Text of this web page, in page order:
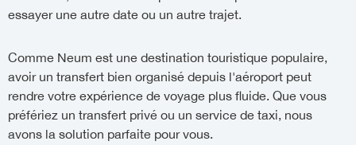
essayer une autre date ou un autre trajet.
Comme Neum est une destination touristique populaire,
avoir un transfert bien organisé depuis l'aéroport peut
rendre votre expérience de voyage plus fluide. Que vous
préfériez un transfert privé ou un service de taxi, nous
avons la solution parfaite pour vous.